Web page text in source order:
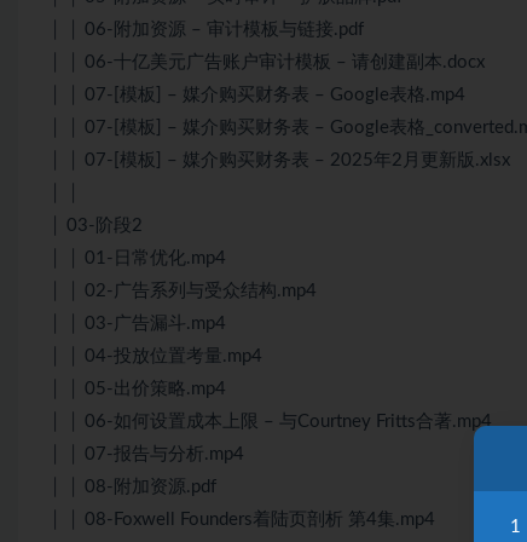
│ │ 06-附加资源 – 审计模板与链接.pdf
│ │ 06-十亿美元广告账户审计模板 – 请创建副本.docx
│ │ 07-[模板] – 媒介购买财务表 – Google表格.mp4
│ │ 07-[模板] – 媒介购买财务表 – Google表格
│ │ 07-[模板] – 媒介购买财务表 – 2025年2月更新版.xlsx
│ 03-阶段2
│ │ 01-日常优化.mp4
│ │ 02-广告系列与受众结构.mp4
│ │ 03-广告漏斗.mp4
│ │ 04-投放位置考量.mp4
│ │ 05-出价策略.mp4
│ │ 06-如何设置成本上限 – 与Courtney Fritts合著.mp4
│ │ 07-报告与分析.mp4
│ │ 08-附加资源.pdf
│ │ 08-Foxwell Founders着陆页剖析 第4集.mp4
1